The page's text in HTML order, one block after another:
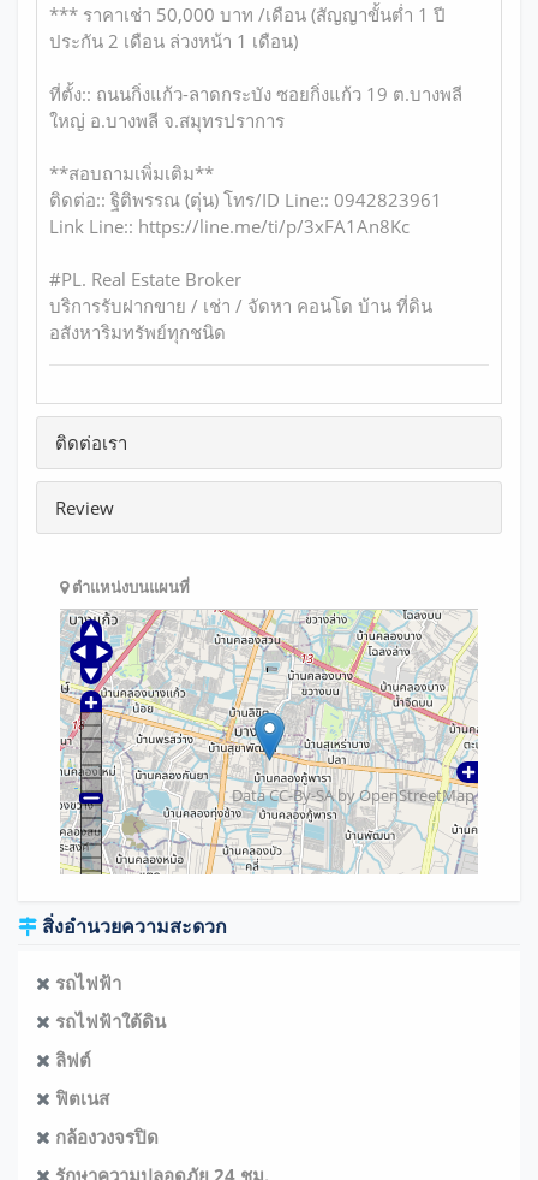
*** ราคาเช่า 50,000 บาท /เดือน (สัญญาขั้นต่ำ 1 ปี
ประกัน 2 เดือน ล่วงหน้า 1 เดือน)
ที่ตั้ง:: ถนนกิ่งแก้ว-ลาดกระบัง ซอยกิ่งแก้ว 19 ต.บางพลี
ใหญ่ อ.บางพลี จ.สมุทรปราการ
**สอบถามเพิ่มเติม**
ติดต่อ:: ฐิติพรรณ (ตุ่น) โทร/ID Line:: 0942823961
Link Line:: https://line.me/ti/p/3xFA1An8Kc
#PL. Real Estate Broker
บริการรับฝากขาย / เช่า / จัดหา คอนโด บ้าน ที่ดิน
อสังหาริมทรัพย์ทุกชนิด
ติดต่อเรา
Review
ตำแหน่งบนแผนที่
Data CC-By-SA byOpenStreetMap
สิ่งอำนวยความสะดวก
รถไฟฟ้า
รถไฟฟ้าใต้ดิน
ลิฟต์
ฟิตเนส
กล้องวงจรปิด
รักษาความปลอดภัย 24 ชม.